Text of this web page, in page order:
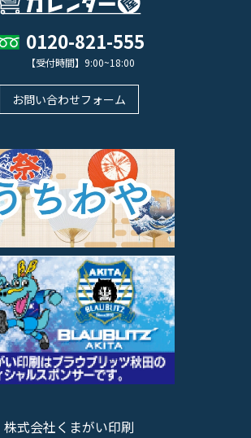
0120-821-555
【受付時間】9:00~18:00
お問い合わせフォーム
株式会社くまがい印刷